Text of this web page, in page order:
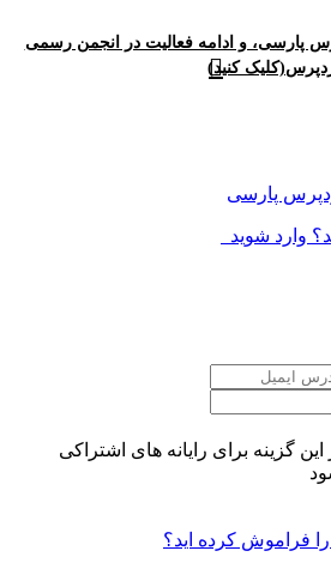
پارسی، و ادامه فعالیت در انجمن رسمی
کنید)
وارد شوید
این گزینه برای رایانه های اشتراکی
فراموش کرده اید؟